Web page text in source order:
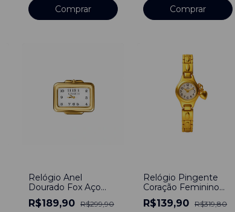
Comprar Comprar
Relógio Anel
Dourado Fox Aço
Inoxidável - Branco
R$189,90 R$299,90
Relógio Pingente
Coração Feminino
Dourado
R$139,90 R$319,80